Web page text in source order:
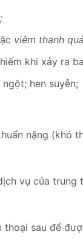
viêm thanh
khi xảy ra
hen suyễn;
nặng (khó
vụ của trung
thoại sau để